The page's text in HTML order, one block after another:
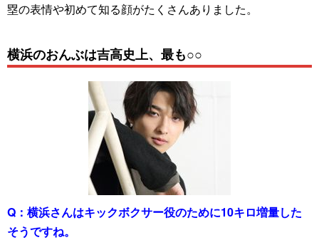
塁の表情や初めて知る顔がたくさんありました。
横浜のおんぶは吉高史上、最も○○
Q： 横浜さんはキックボクサー役のために10キロ増量した
そうですね。